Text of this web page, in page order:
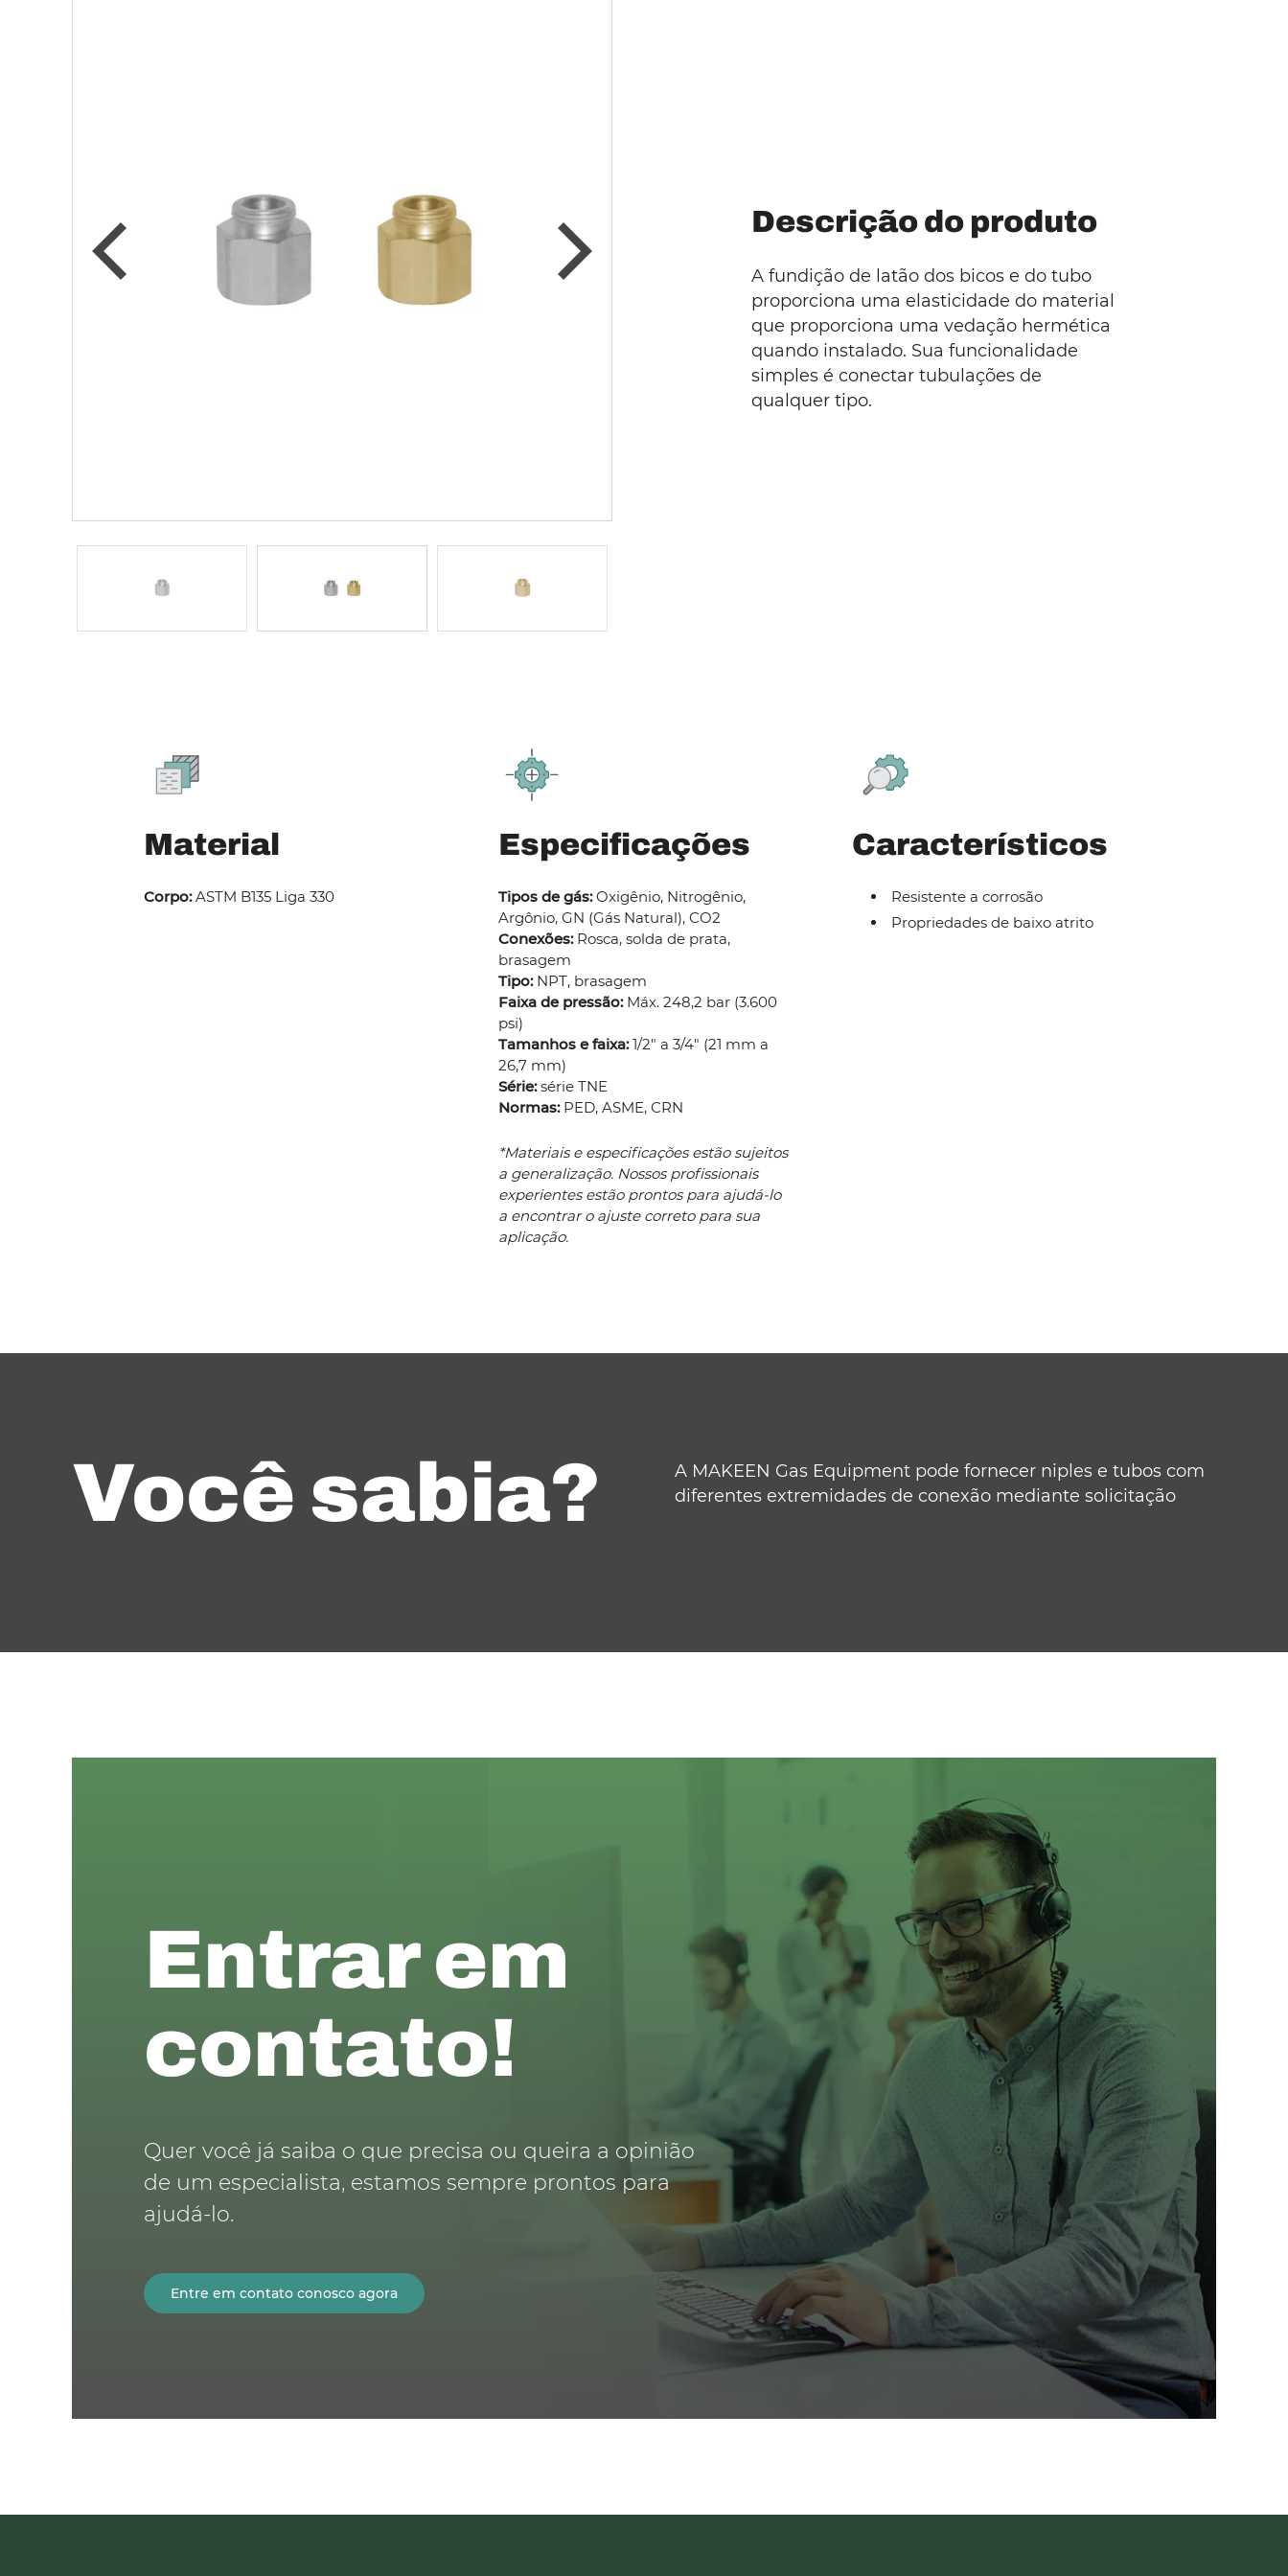
Descrição do produto
A fundição de latão dos bicos e do tubo
proporciona uma elasticidade do material
que proporciona uma vedação hermética
quando instalado. Sua funcionalidade
simples é conectar tubulações de
qualquer tipo.
Material
Corpo:ASTM B135 Liga 330
Especificações
Tipos de gás:Oxigênio, Nitrogênio,
Argônio, GN (Gás Natural), CO2
Conexões:Rosca, solda de prata,
brasagem
Tipo:NPT, brasagem
Faixa de pressão:Máx. 248,2 bar (3.600
psi)
Tamanhos e faixa:1/2" a 3/4" (21 mm a
26,7 mm)
Série:série TNE
Normas: PED, ASME, CRN
*Materiais e especificações estão sujeitos
a generalização. Nossos profissionais
experientes estão prontos para ajudá-lo
a encontrar o ajuste correto para sua
aplicação.
Característicos
Resistente a corrosão
Propriedades de baixo atrito
Você sabia?
A MAKEEN Gas Equipment pode fornecer niples e tubos com
diferentes extremidades de conexão mediante solicitação
Entrar em
contato!
Quer você já saiba o que precisa ou queira a opinião
de um especialista, estamos sempre prontos para
ajudá-lo.
Entre em contato conosco agora